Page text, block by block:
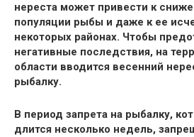
нереста может привести к
популяции рыбы и даже к ее
некоторых районах. Чтобы
негативные последствия, на
области вводится весенний
рыбалку.
В период запрета на рыбалку,
длится несколько недель,